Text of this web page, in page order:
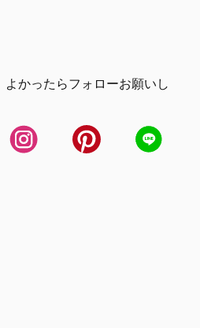
よかったらフォローお願いし